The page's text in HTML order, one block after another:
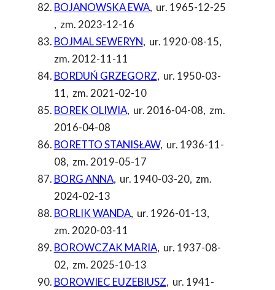
BOJANOWSKA EWA, ur. 1965-12-25
, zm. 2023-12-16
BOJMAL SEWERYN, ur. 1920-08-15,
zm. 2012-11-11
BORDUŃ GRZEGORZ, ur. 1950-03-
11, zm. 2021-02-10
BOREK OLIWIA, ur. 2016-04-08, zm.
2016-04-08
BORETTO STANISŁAW, ur. 1936-11-
08, zm. 2019-05-17
BORG ANNA, ur. 1940-03-20, zm.
2024-02-13
BORLIK WANDA, ur. 1926-01-13,
zm. 2020-03-11
BOROWCZAK MARIA, ur. 1937-08-
02, zm. 2025-10-13
BOROWIEC EUZEBIUSZ, ur. 1941-